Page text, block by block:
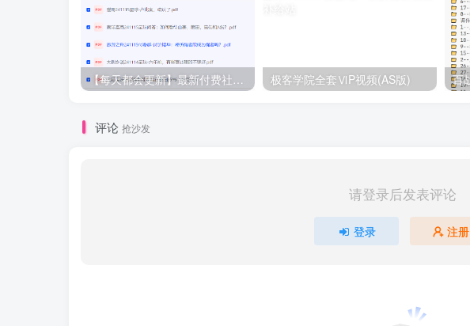
【每天都会更新】最新付费社群公众号文章 极客学院全套ⅥP视频(AS版)
评论 抢沙发
请登录后发表评论
登录 注册